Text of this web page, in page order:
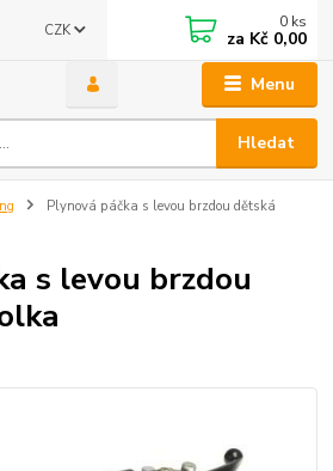
Menu
CZK
Hledat
0 ks
za Kč 0,00
Plynová páčka s levou brzdou dětská
s levou brzdou